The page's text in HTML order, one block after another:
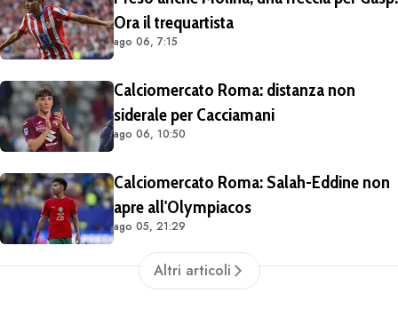
Ora il trequartista
ago 06, 7:15
Calciomercato Roma: distanza non
siderale per Cacciamani
ago 06, 10:50
Calciomercato Roma: Salah-Eddine non
apre all'Olympiacos
ago 05, 21:29
Altri articoli